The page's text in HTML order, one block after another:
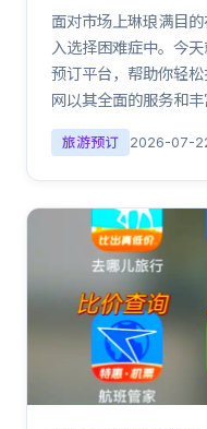
面对市场上琳琅满目
入选择困难症中。今
预订平台，帮助你轻
网以其全面的服务和
旅游预订 2026-07-